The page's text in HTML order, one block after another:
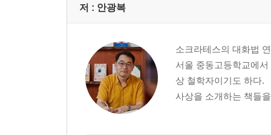
대도시에는 창의력이 없다 - 에릭 호퍼
우리는 여전히 삶을 사랑하는가 - 에리히 프롬
비관주의는 힘이 된다 - 아르투어 쇼펜하우어
자주 예술로 돌아가 휴식하라 - 아르투어 쇼펜하우
행복과 불행을 똑같이 맞이하라 - 윌리엄 어빈
저 : 안광복
소크라테스의 대화법
서울 중동고등학교에
상 철학자이기도 하다.
사상을 소개하는 책들